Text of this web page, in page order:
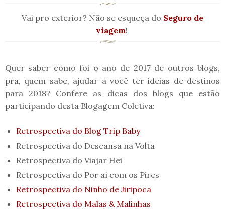
Vai pro exterior? Não se esqueça do Seguro de
viagem!
Quer saber como foi o ano de 2017 de outros blogs,
pra, quem sabe, ajudar a você ter ideias de destinos
para 2018? Confere as dicas dos blogs que estão
participando desta Blogagem Coletiva:
Retrospectiva do Blog Trip Baby
Retrospectiva do Descansa na Volta
Retrospectiva do Viajar Hei
Retrospectiva do Por aí com os Pires
Retrospectiva do Ninho de Jiripoca
Retrospectiva do Malas & Malinhas